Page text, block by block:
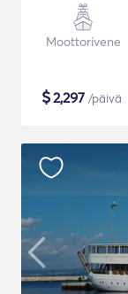
Moottorivene
$2,297 /päivä